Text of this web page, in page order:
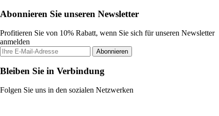
Abonnieren Sie unseren Newsletter
Profitieren Sie von 10% Rabatt, wenn Sie sich für unseren Newsletter
anmelden
Abonnieren
Bleiben Sie in Verbindung
Folgen Sie uns in den sozialen Netzwerken